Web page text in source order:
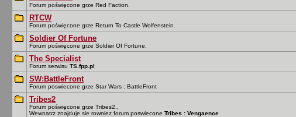
Forum poświęcone grze Red Faction.
RTCW
Forum poświęcone grze Return To Castle Wolfenstein.
Soldier Of Fortune
Forum poświęcone grze Soldier Of Fortune.
The Specialist
Forum serwisu TS.fpp.pl
SW:BattleFront
Forum poswiecone grze Star Wars : BattleFront
Tribes2
Forum poświęcone grze Tribes2..
Wewnatrz znajduje sie rowniez forum poswiecone Tribes : Vengaence